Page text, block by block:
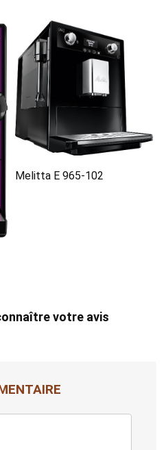
Melitta E 965-102
votre avis